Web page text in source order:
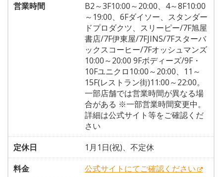
営業時間
B2～3F10:00～20:00、4～8F10:00
～19:00、6Fダイソー、スタンダー
ドプロダクツ、スリーピー/7F旭屋
書店/7F伊東屋/7FJINS/7Fスターバ
ックスコーヒー/7Fオッシュマンズ
10:00～20:00 9Fボディーズ/9F・
10Fユニクロ10:00～20:00、11～
15F(レストラン街)11:00～22:00。
一部店舗では営業時間が異なる場
合がある ※一部営業時間変更中。
詳細は公式サイト等をご確認くだ
さい
定休日
1月1日(祝)、不定休
料金
公式サイトにてご確認ください